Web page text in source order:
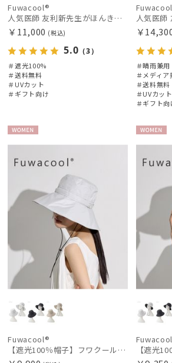
MAGICAL TECH
マジカルテック
MIRACLE TECH
ミラクルテック
PAUL&JOE ACCESSOIRES
ポールアンドジョー アクセソワ
SWASH LONDON
スウォッシュロンドン
urawaza
ウラワザ
その他
カラー
Fuwacool®
人気医師 友利新先生がほんきでつくったUVカット100％帽子【遮光100％帽子】フワクール® (Fuwacool®) リボンクロッシェ
￥11,000 (税込)
5.0 （3）
＃遮光100%
＃送料無料
＃UVカット
＃ギフト向け
￥
＃晴雨兼用
＃メディ
＃送料無料
＃UVカット
＃ギフト向
Fuwacool®
【遮光100％帽子】フワクール® (Fuwacool®) ローラブルハット 遮光100 UV100